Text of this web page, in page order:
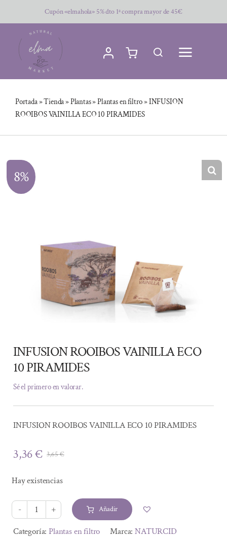
al
contenido
Cupón «elmahola» 5% dto 1ª compra mayor de 45€
Portada»Tienda»Plantas»Plantas en filtro»INFUSION
ROOIBOS VAINILLA ECO 10 PIRAMIDES
8%
INFUSION ROOIBOS VAINILLA ECO
10 PIRAMIDES
Sé el primero en valorar.
INFUSION ROOIBOS VAINILLA ECO 10 PIRAMIDES
3,65€El
era:
3,65 €.
3,36€
El
es:
3,36 €.
Hay existencias
INFUSION
ROOIBOS
Añadir
Alternative:
Categoría:Plantas en filtro Marca:NATURCID